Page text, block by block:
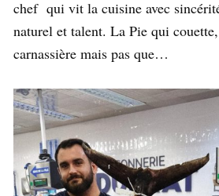
chef qui vit la cuisine avec
naturel et talent. La Pie qui
carnassière mais pas que…